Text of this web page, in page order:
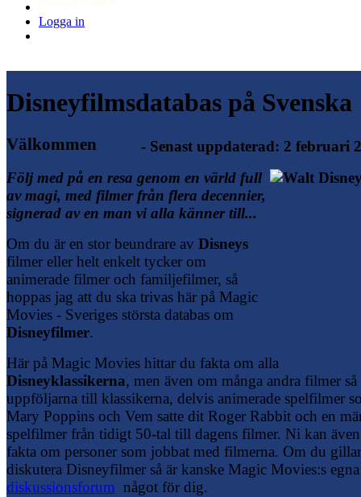
Logga in
Disneyfilmsdatabas på Svenska
- Senast uppdaterad: 2 februari
Välkommen
Följ med på en resa genom en värld full
av magi, med filmer från flera decennier,
signerad av en man vi alla känner till...
Om du är en stor beundrare av Disneys
filmer eller helt enkelt tycker om
animerade filmer och familjefilmer, så
hoppas jag att du ska trivas här på Magic
Movies - Sveriges största databas om
Disneyfilmer.
Här på Magic Movies hittar du fakta om alla
Disneyklassikerna, men även om många andra filmer så
uppföljarna till klassikerna, delvis animerade spelfilmer
Mary Poppins och Vem satte dit Roger Rabbit och en
spelfilmer från tidigt 50-tal till dagens filmer. Ni kan
fakta om personer som jobbat med filmerna. Om du
diskutera Disneyfilmer så är kanske Magic Movies:s egna
diskussionsforum något för dig.